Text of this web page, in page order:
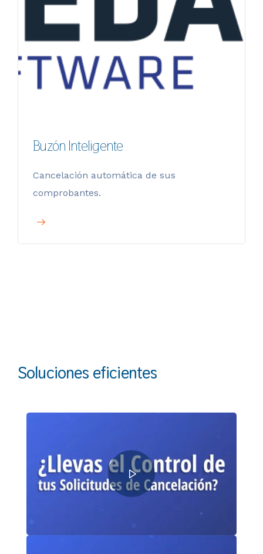
Buzón Inteligente
Cancelación automática de sus
comprobantes.
Soluciones eficientes